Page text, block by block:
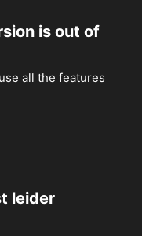
is out of
all the features
leider